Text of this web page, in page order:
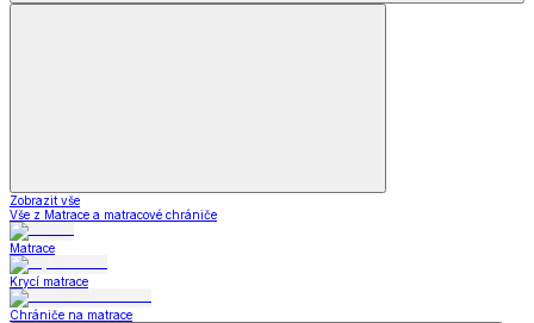
Zobrazit vše
Vše z Matrace a matracové chrániče
Matrace
Krycí matrace
Chrániče na matrace